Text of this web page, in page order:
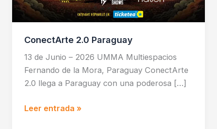
ConectArte 2.0 Paraguay
13 de Junio – 2026 UMMA Multiespacios
Fernando de la Mora, Paraguay ConectArte
2.0 llega a Paraguay con una poderosa […]
Leer entrada »